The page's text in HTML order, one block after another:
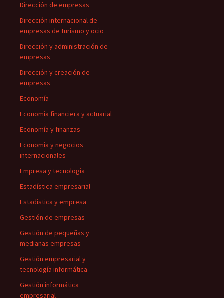
Dirección de empresas
Dirección internacional de
empresas de turismo y ocio
Dirección y administración de
empresas
Dirección y creación de
empresas
Economía
Economía financiera y actuarial
Economía y finanzas
Economía y negocios
internacionales
Empresa y tecnología
Estadística empresarial
Estadística y empresa
Gestión de empresas
Gestión de pequeñas y
medianas empresas
Gestión empresarial y
tecnología informática
Gestión informática
empresarial